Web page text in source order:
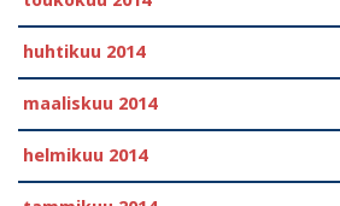
huhtikuu 2014
maaliskuu 2014
helmikuu 2014